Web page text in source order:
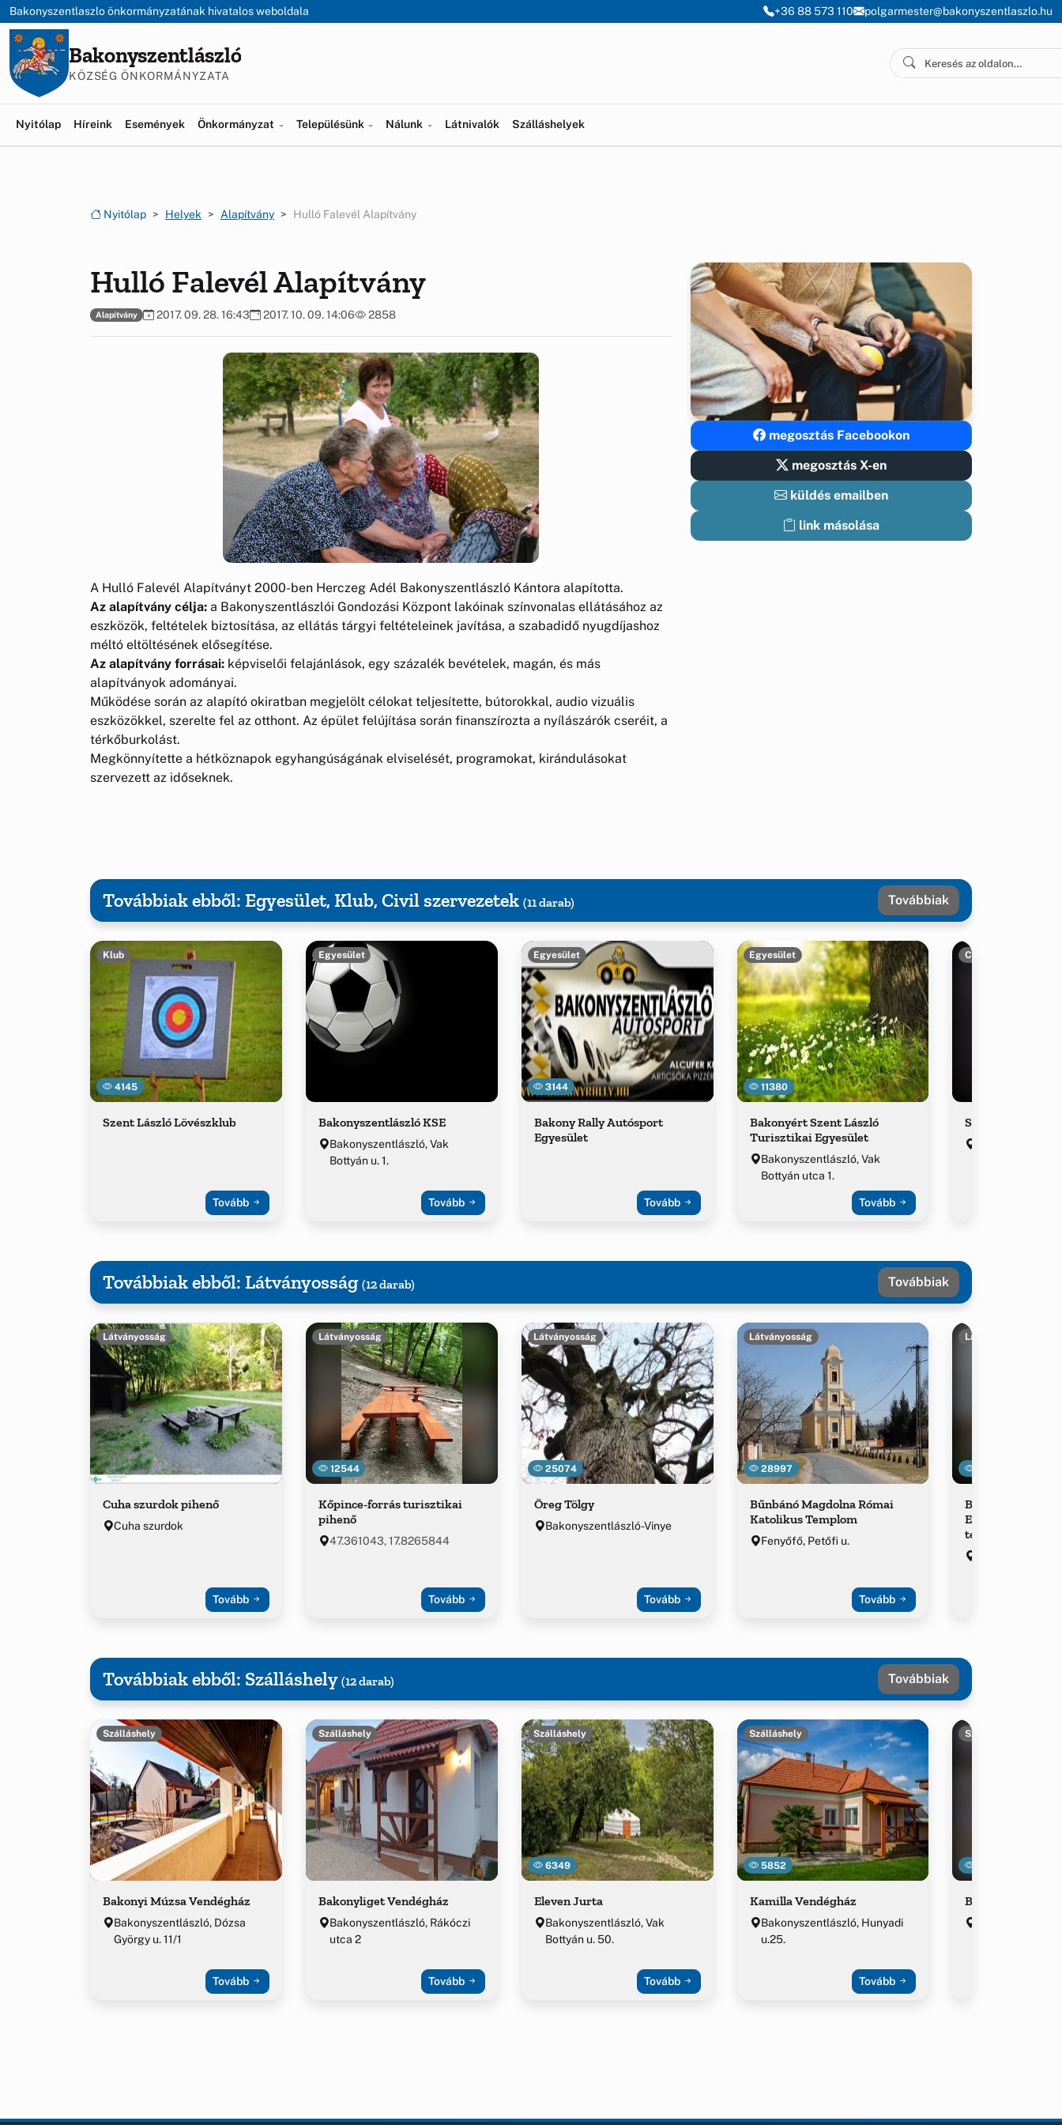
Ugrás a menüre
Ugrás a tartalomra
Bakonyszentlaszlo önkormányzatának hivatalos weboldala +36 88 573 110 polgarmester@bakonyszentlaszlo.hu
Bakonyszentlászló
KÖZSÉG ÖNKORMÁNYZATA
Nyitólap Híreink Események Önkormányzat Településünk Nálunk Látnivalók Szálláshelyek
Nyitólap Helyek Alapítvány Hulló Falevél Alapítvány
Hulló Falevél Alapítvány
Alapítvány 2017. 09. 28. 16:43 2017. 10. 09. 14:06 2858
A Hulló Falevél Alapítványt 2000-ben Herczeg Adél Bakonyszentlászló Kántora alapította.
Az alapítvány célja: a Bakonyszentlászlói Gondozási Központ lakóinak színvonalas ellátásához az
eszközök, feltételek biztosítása, az ellátás tárgyi feltételeinek javítása, a szabadidő nyugdíjashoz
méltó eltöltésének elősegítése.
Az alapítvány forrásai: képviselői felajánlások, egy százalék bevételek, magán, és más
alapítványok adományai.
Működése során az alapító okiratban megjelölt célokat teljesítette, bútorokkal, audio vizuális
eszközökkel, szerelte fel az otthont. Az épület felújítása során finanszírozta a nyílászárók cseréit, a
térkőburkolást.
Megkönnyítette a hétköznapok egyhangúságának elviselését, programokat, kirándulásokat
szervezett az időseknek.
megosztás Facebookon
megosztás X-en
küldés emailben
link másolása
Továbbiak ebből: Egyesület, Klub, Civil szervezetek (11 darab) Továbbiak
4145
Klub
Szent László Lövészklub
Tovább
Egyesület
Bakonyszentlászló KSE
Bakonyszentlászló, Vak
Bottyán u. 1.
Tovább
3144
Egyesület
Bakony Rally Autósport
Egyesület
Tovább
11380
Egyesület
Bakonyért Szent László
Turisztikai Egyesület
Bakonyszentlászló, Vak
Bottyán utca 1.
Tovább
Civil szervezetek
Szülői Közösség
Továbbiak ebből: Látványosság (12 darab) Továbbiak
Látványosság
Cuha szurdok pihenő
Cuha szurdok
Tovább
12544
Látványosság
Kőpince-forrás turisztikai
pihenő
47.361043, 17.8265844
Tovább
25074
Látványosság
Öreg Tölgy
Bakonyszentlászló-Vinye
Tovább
28997
Látványosság
Bűnbánó Magdolna Római
Katolikus Templom
Fenyőfő, Petőfi u.
Tovább
Látványosság
Evangélikus
templom
Továbbiak ebből: Szálláshely (12 darab) Továbbiak
Szálláshely
Bakonyi Múzsa Vendégház
Bakonyszentlászló, Dózsa
György u. 11/1
Tovább
Szálláshely
Bakonyliget Vendégház
Bakonyszentlászló, Rákóczi
utca 2
Tovább
6349
Szálláshely
Eleven Jurta
Bakonyszentlászló, Vak
Bottyán u. 50.
Tovább
5852
Szálláshely
Kamilla Vendégház
Bakonyszentlászló, Hunyadi
u.25.
Tovább
Szálláshely
Blanka Villa